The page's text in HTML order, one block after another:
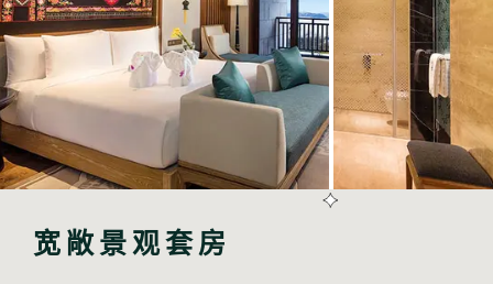
宽敞景观套房